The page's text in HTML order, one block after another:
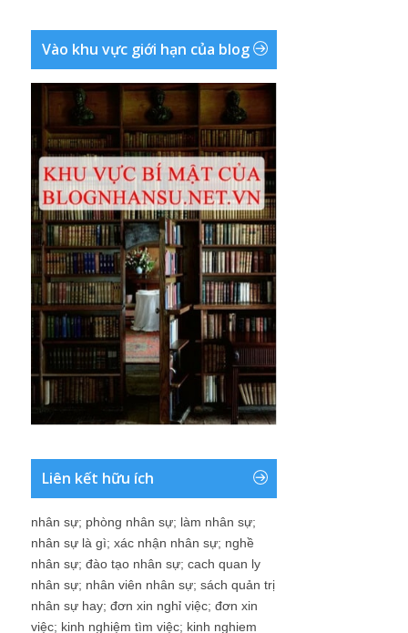
Vào khu vực giới hạn của blog
Liên kết hữu ích
nhân sự; phòng nhân sự; làm nhân sự;
nhân sự là gì; xác nhận nhân sự; nghề
nhân sự; đào tạo nhân sự; cach quan ly
nhân sự; nhân viên nhân sự; sách quản trị
nhân sự hay; đơn xin nghỉ việc; đơn xin
việc; kinh nghiệm tìm việc; kinh nghiem